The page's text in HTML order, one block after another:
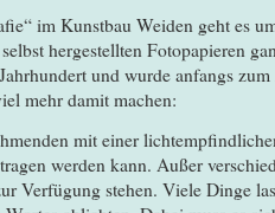
im Kunstbau Weiden geht es
hergestellten Fotopapieren
und wurde anfangs
mehr damit machen:
mit einer
werden kann. Außer
Verfügung stehen. Viele Dinge